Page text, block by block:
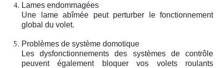
Lames endommagées
Une lame abîmée peut perturber le fonctionnement
global du volet.
Problèmes de système domotique
Les dysfonctionnements des systèmes de contrôle
peuvent également bloquer vos volets roulants